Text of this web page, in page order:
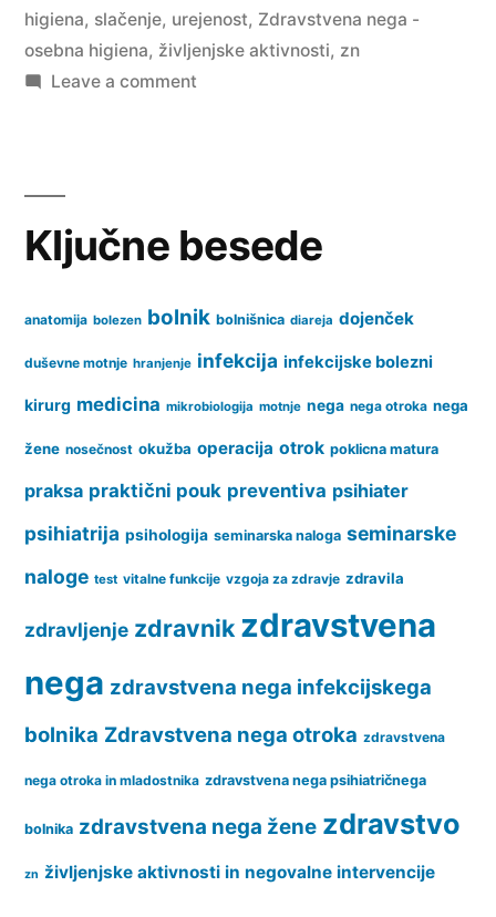
higiena, slačenje, urejenost, Zdravstvena nega -
osebna higiena, življenjske aktivnosti, zn
Leave a commenton
higiena,
urejenost,
in
slačenje
Ključne besede
anatomija bolezen bolnik bolnišnica diareja dojenček
duševne motnje hranjenje infekcija infekcijske bolezni
kirurg medicina mikrobiologija motnje nega nega otroka nega
žene nosečnost okužba operacija otrok poklicna matura
praksa praktični pouk preventiva psihiater
psihiatrija psihologija seminarska naloga seminarske
naloge test vitalne funkcije vzgoja za zdravje zdravila
zdravljenje zdravnik zdravstvena
nega zdravstvena nega infekcijskega
bolnika Zdravstvena nega otroka zdravstvena
nega otroka in mladostnika zdravstvena nega psihiatričnega
bolnika zdravstvena nega žene zdravstvo
zn življenjske aktivnosti in negovalne intervencije